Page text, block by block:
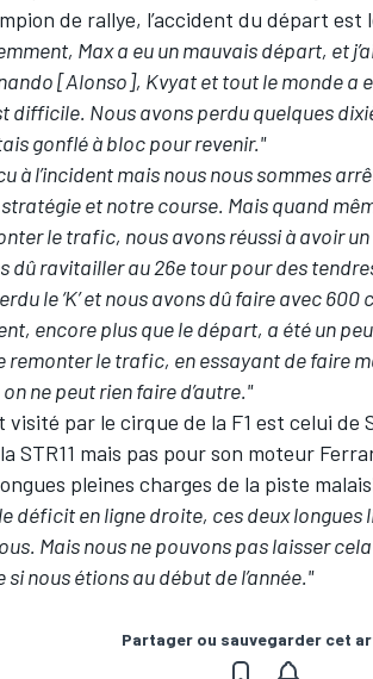
de rallye, l’accident du départ
Max a eu un mauvais départ, et
[Alonso], Kvyat et tout le monde a
difficile. Nous avons perdu quelques
gonflé à bloc pour revenir."
à l’incident mais nous nous sommes
et notre course. Mais quand
le trafic, nous avons réussi à avoir
dû ravitailler au 26e tour pour des
le ‘K’ et nous avons dû faire avec
encore plus que le départ, a été un
remonter le trafic, en essayant de faire
ne peut rien faire d’autre."
par le cirque de la F1 est celui de
STR11 mais pas pour son moteur
pleines charges de la piste
déficit en ligne droite, ces deux
Mais nous ne pouvons pas laisser
nous étions au début de l’année."
Partager ou sauvegarder cet